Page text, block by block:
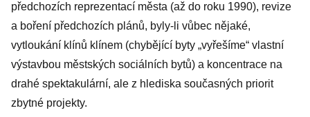
předchozích reprezentací města (až do roku 1990), revize
a boření předchozích plánů, byly-li vůbec nějaké,
vytloukání klínů klínem (chybějící byty „vyřešíme“ vlastní
výstavbou městských sociálních bytů) a koncentrace na
drahé spektakulární, ale z hlediska současných priorit
zbytné projekty.